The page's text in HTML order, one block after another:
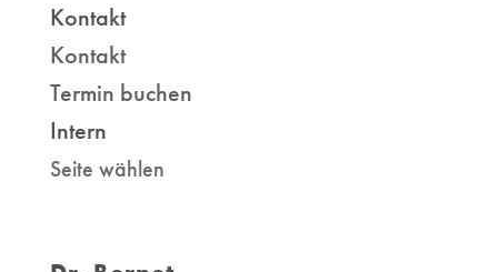
Kontakt
Kontakt
Termin buchen
Intern
Seite wählen